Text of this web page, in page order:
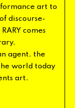
art to
of discourse-
RARY comes
,
agent, the
world today
art.